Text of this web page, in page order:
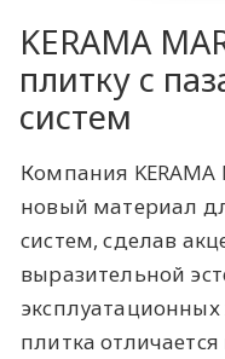
KERAMA
плитку с
систем
Компания KERAMA
новый материал
систем, сделав
выразительной
плитка